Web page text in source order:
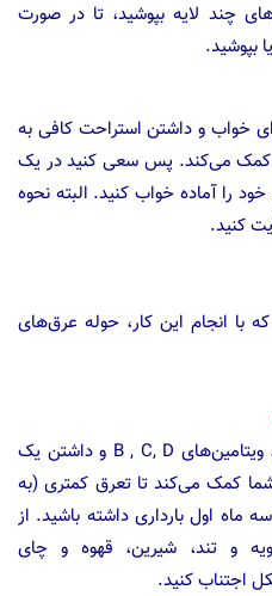
چند لایه بپوشید، تا در صورت
بپوشید.
خواب و داشتن استراحت کافی به
کمک می‌کند. پس سعی کنید در یک
را آماده خواب کنید. البته نحوه
کنید.
با انجام این کار، حوله عرق‌های
مصرف سویا، فیبر خوراکی، کلسیم، ویتامین‌های B , C, D و داشتن یک
کمک می‌کند تا تعرق کمتری (به
اول بارداری داشته باشید. از
و تند، شیرین، قهوه و چای
اجتناب کنید.